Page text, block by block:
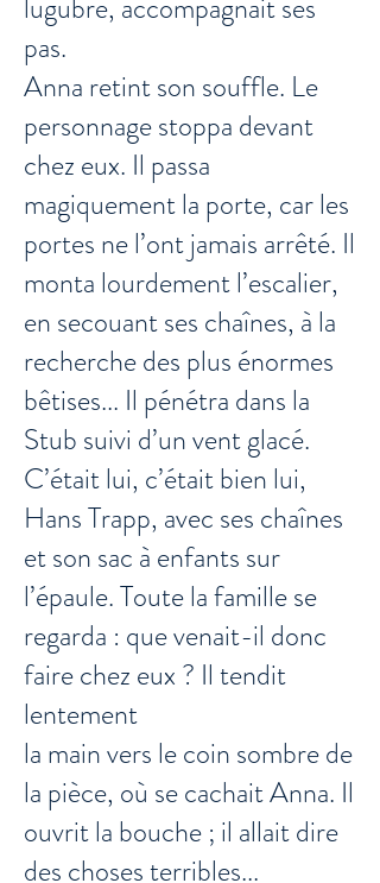
lugubre, accompagnait ses
pas.
Anna retint son souffle. Le
personnage stoppa devant
chez eux. Il passa
magiquement la porte, car les
portes ne l’ont jamais arrêté. Il
monta lour­dement l’escalier,
en secouant ses chaînes, à la
recherche des plus énormes
bêtises... Il pénétra dans la
Stub suivi d’un vent glacé.
C’était lui, c’était bien lui,
Hans Trapp, avec ses chaînes
et son sac à enfants sur
l’épaule. Toute la famille se
regarda : que venait-il donc
faire chez eux ? Il tendit
lentement
la main vers le coin sombre de
la pièce, où se cachait Anna. Il
ouvrit la bouche ; il allait dire
des choses terribles...